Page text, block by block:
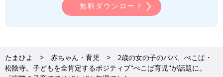
無料ダウンロード
たまひよ 赤ちゃん・育児
2歳の女の子のパパ、ぺこぱ・
松陰寺。子どもを全肯定するポジティブ"ぺこぱ育児"が話題に。